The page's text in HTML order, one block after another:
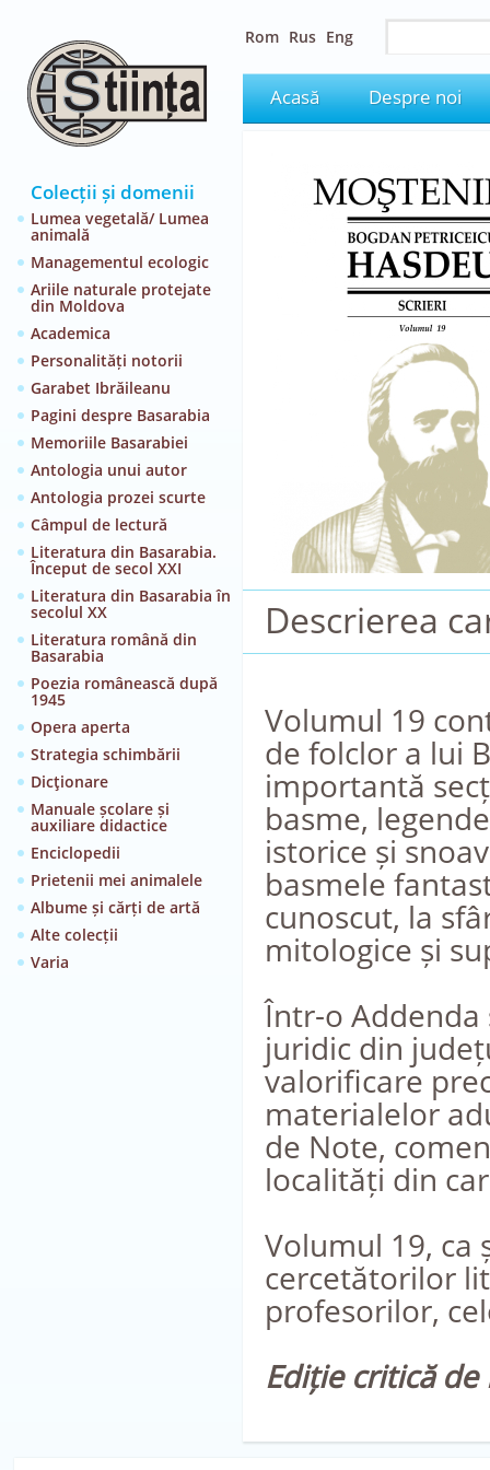
Colecții și domenii
Lumea vegetală/ Lumea
animală
Managementul ecologic
Ariile naturale protejate
din Moldova
Academica
Personalități notorii
Garabet Ibrăileanu
Pagini despre Basarabia
Memoriile Basarabiei
Antologia unui autor
Antologia prozei scurte
Câmpul de lectură
Literatura din Basarabia.
Început de secol XXI
Literatura din Basarabia în
secolul XX
Literatura română din
Basarabia
Poezia românească după
1945
Opera aperta
Strategia schimbării
Dicţionare
Manuale școlare și
auxiliare didactice
Enciclopedii
Prietenii mei animalele
Albume și cărți de artă
Alte colecții
Varia
Rom Rus Eng
Acasă Despre noi
Descrierea
Volumul 19
de folclor a lui
importantă
basme,
istorice și
basmele
cunoscut, la
mitologice și
Într-o
juridic din
valorificare
materialelor
de Note,
localități din
Volumul 19, ca
cercetătorilor
profesorilor,
Ediție critică de